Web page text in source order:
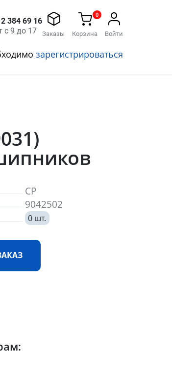
384 69 16
с 9 до 17
Заказы
0
Корзина Войти
зарегистрироваться
CP
9042502
0 шт.